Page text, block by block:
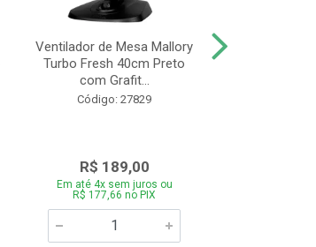
Ventilador de Mesa Mallory
Turbo Fresh 40cm Preto
com Grafit...
Código: 27829
R$ 189,00
Em até 4x sem juros ou
R$ 177,66 no PIX